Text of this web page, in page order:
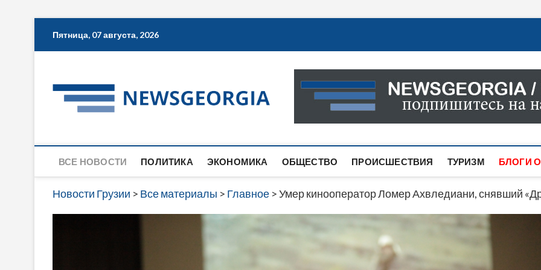
Пятница, 07 августа, 2026
Новости Грузии
САМАЯ АКТУАЛЬНАЯ ИНФОРМАЦИЯ О СОБЫТИЯХ
САЙТЕ ВЫ НАЙДЕТЕ НОВОСТИ ПОЛИТИКИ,
ВСЕ НОВОСТИ ПОЛИТИКА ЭКОНОМИКА ОБЩЕСТВО ПРОИСШЕСТВИЯ ТУРИЗМ БЛОГИ
Новости Грузии > Все материалы > Главное >Умер кинооператор Ломер Ахвледиани, снявший